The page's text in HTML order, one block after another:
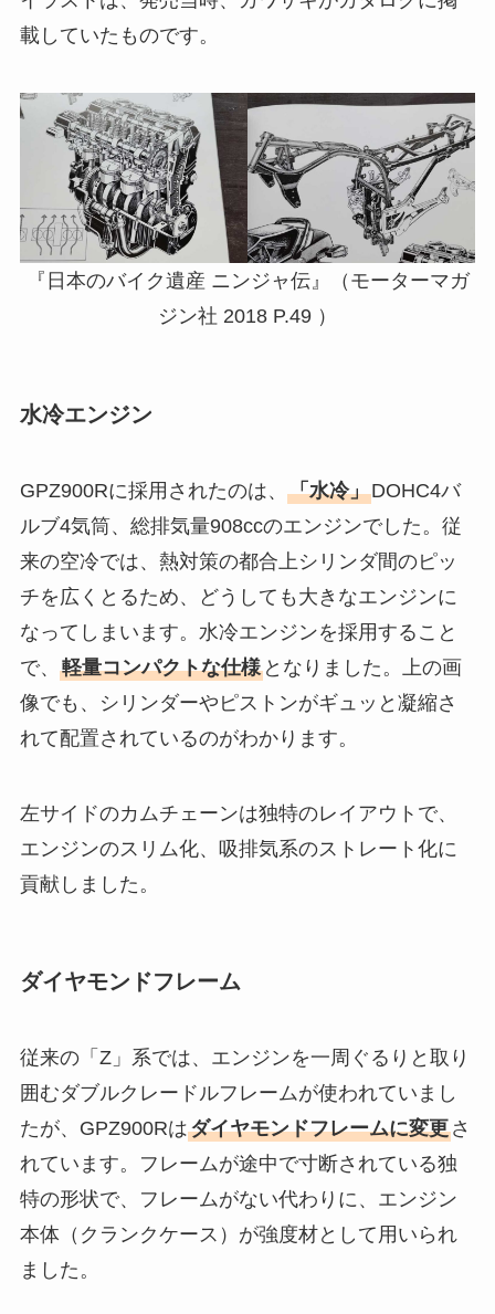
載していたものです。
『日本のバイク遺産 ニンジャ伝』（モーターマガ
ジン社 2018 P.49 ）
水冷エンジン
GPZ900Rに採用されたのは、 「水冷」DOHC4バ
ルブ4気筒、総排気量908ccのエンジンでした。従
来の空冷では、熱対策の都合上シリンダ間のピッ
チを広くとるため、どうしても大きなエンジンに
なってしまいます。水冷エンジンを採用すること
で、 軽量コンパクトな仕様となりました。上の画
像でも、シリンダーやピストンがギュッと凝縮さ
れて配置されているのがわかります。
左サイドのカムチェーンは独特のレイアウトで、
エンジンのスリム化、吸排気系のストレート化に
貢献しました。
ダイヤモンドフレーム
従来の「Z」系では、エンジンを一周ぐるりと取り
囲むダブルクレードルフレームが使われていまし
たが、GPZ900Rはダイヤモンドフレームに変更さ
れています。フレームが途中で寸断されている独
特の形状で、フレームがない代わりに、エンジン
本体（クランクケース）が強度材として用いられ
ました。